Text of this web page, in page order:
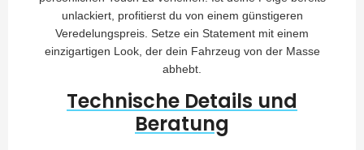
unlackiert, profitierst du von einem günstigeren
Veredelungspreis. Setze ein Statement mit einem
einzigartigen Look, der dein Fahrzeug von der Masse
abhebt.
Technische Details und
Beratung